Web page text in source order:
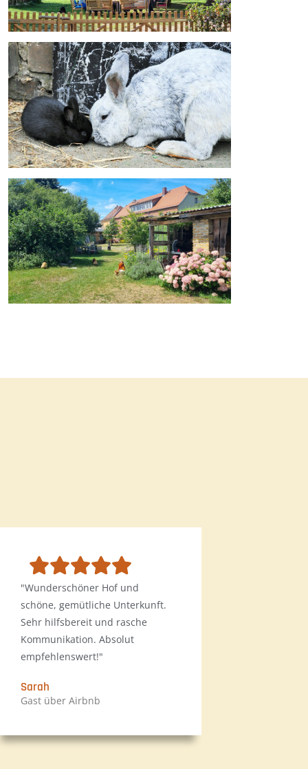
"Wunderschöner Hof und
schöne, gemütliche Unterkunft.
Sehr hilfsbereit und rasche
Kommunikation. Absolut
empfehlenswert!"
Sarah
Gast über Airbnb